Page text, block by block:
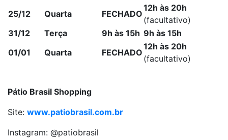
25/12 Quarta FECHADO
12h às 20h
(facultativo)
31/12
Terça 9h às 15h 9h às 15h
01/01
Quarta FECHADO
12h às 20h
(facultativo)
Pátio Brasil Shopping
Site: www.patiobrasil.com.br
Instagram: @patiobrasil